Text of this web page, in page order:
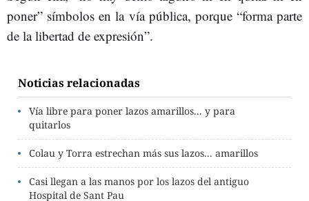
poner” símbolos en la vía pública, porque “forma parte
de la libertad de expresión”.
Noticias relacionadas
Vía libre para poner lazos amarillos... y para
quitarlos
Colau y Torra estrechan más sus lazos... amarillos
Casi llegan a las manos por los lazos del antiguo
Hospital de Sant Pau